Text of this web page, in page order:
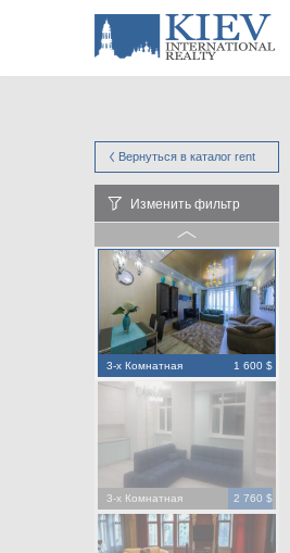
Вернуться в каталог rent
Изменить фильтр
3-х Комнатная 1 600 $
3-х Комнатная 2 760 $